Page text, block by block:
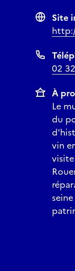
Site
02
À
Le
du
vin